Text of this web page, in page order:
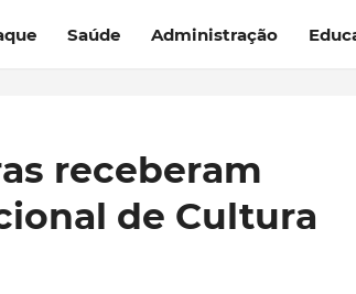
Saúde Administração
receberam
de Cultura